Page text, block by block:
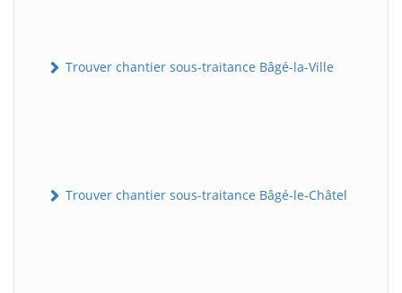
Trouver chantier sous-traitance Bâgé-la-Ville
Trouver chantier sous-traitance Bâgé-le-Châtel